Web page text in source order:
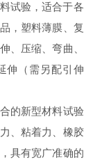
试验，适合于各
，塑料薄膜、复
、压缩、弯曲、
伸（需另配引伸
的新型材料试验
、粘着力、橡胶
具有宽广准确的